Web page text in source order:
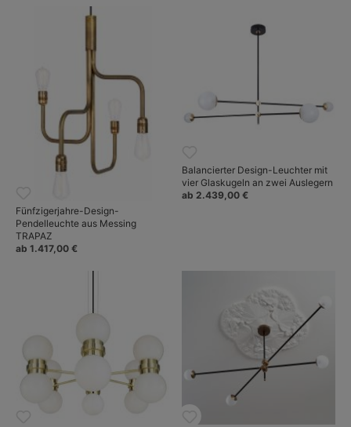
Fünfzigerjahre-Design-
Pendelleuchte aus Messing
TRAPAZ
ab 1.417,00 €
Balancierter Design-Leuchter mit
vier Glaskugeln an zwei Auslegern
ab 2.439,00 €